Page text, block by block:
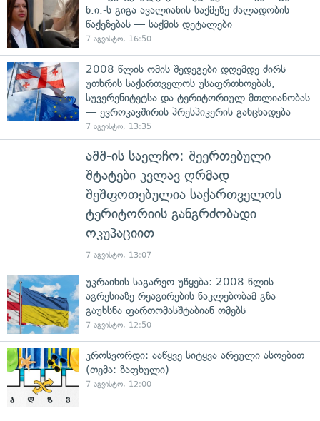
ნ.ი.-ს გიგა ავალიანის საქმეზე ძალადობის
წაქეზებას — საქმის დეტალები
7 აგვისტო, 16:50
2008 წლის ომის შედეგები დღემდე ძირს
უთხრის საქართველოს უსაფრთხოებას,
სუვერენიტეტსა და ტერიტორიულ მთლიანობას
— ევროკავშირის პრესპიკერის განცხადება
7 აგვისტო, 13:35
აშშ-ის საელჩო: შეერთებული
შტატები კვლავ ღრმად
შეშფოთებულია საქართველოს
ტერიტორიის განგრძობადი
ოკუპაციით
7 აგვისტო, 13:07
უკრაინის საგარეო უწყება: 2008 წლის
აგრესიაზე რეაგირების ნაკლებობამ გზა
გაუხსნა ფართომასშტაბიან ომებს
7 აგვისტო, 12:50
კროსვორდი: ააწყვე სიტყვა არეული ასოებით
(თემა: ზაფხული)
7 აგვისტო, 12:00